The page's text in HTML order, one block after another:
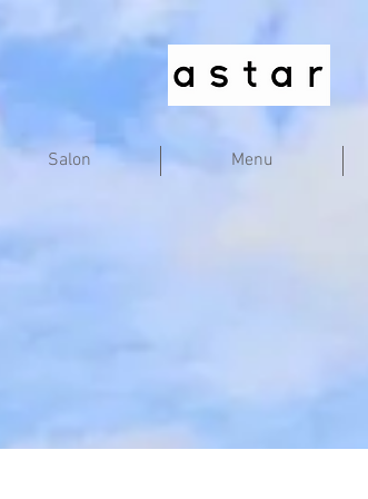
Salon Menu